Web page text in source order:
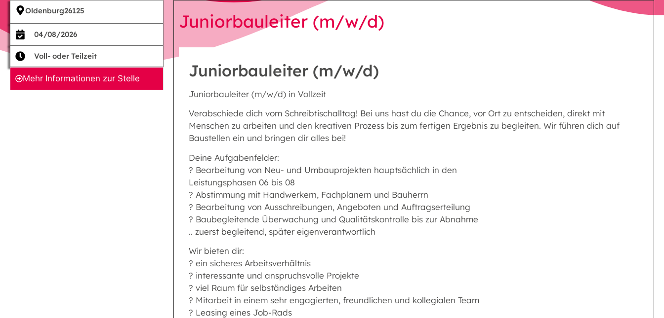
Oldenburg26125
04/08/2026
Voll- oder Teilzeit
Mehr Informationen zur Stelle
Juniorbauleiter (m/w/d)
Juniorbauleiter (m/w/d)
Juniorbauleiter (m/w/d) in Vollzeit
Verabschiede dich vom Schreibtischalltag! Bei uns hast du die Chance, vor Ort zu entscheiden, direkt mit
Menschen zu arbeiten und den kreativen Prozess bis zum fertigen Ergebnis zu begleiten. Wir führen dich auf
Baustellen ein und bringen dir alles bei!
Deine Aufgabenfelder:
? Bearbeitung von Neu- und Umbauprojekten hauptsächlich in den
Leistungsphasen 06 bis 08
? Abstimmung mit Handwerkern, Fachplanern und Bauherrn
? Bearbeitung von Ausschreibungen, Angeboten und Auftragserteilung
? Baubegleitende Überwachung und Qualitätskontrolle bis zur Abnahme
.. zuerst begleitend, später eigenverantwortlich
Wir bieten dir:
? ein sicheres Arbeitsverhältnis
? interessante und anspruchsvolle Projekte
? viel Raum für selbständiges Arbeiten
? Mitarbeit in einem sehr engagierten, freundlichen und kollegialen Team
? Leasing eines Job-Rads